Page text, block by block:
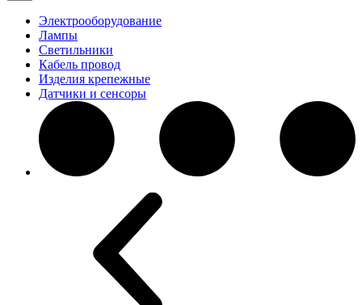
Электрооборудование
Лампы
Светильники
Кабель провод
Изделия крепежные
Датчики и сенсоры